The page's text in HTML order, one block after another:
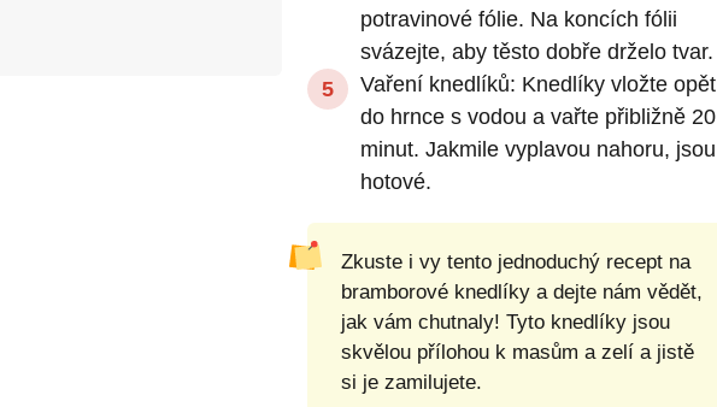
potravinové fólie. Na koncích fólii
svázejte, aby těsto dobře drželo tvar.
Vaření knedlíků: Knedlíky vložte opět
do hrnce s vodou a vařte přibližně 20
minut. Jakmile vyplavou nahoru, jsou
hotové.
Zkuste i vy tento jednoduchý recept na
bramborové knedlíky a dejte nám vědět,
jak vám chutnaly! Tyto knedlíky jsou
skvělou přílohou k masům a zelí a jistě
si je zamilujete.